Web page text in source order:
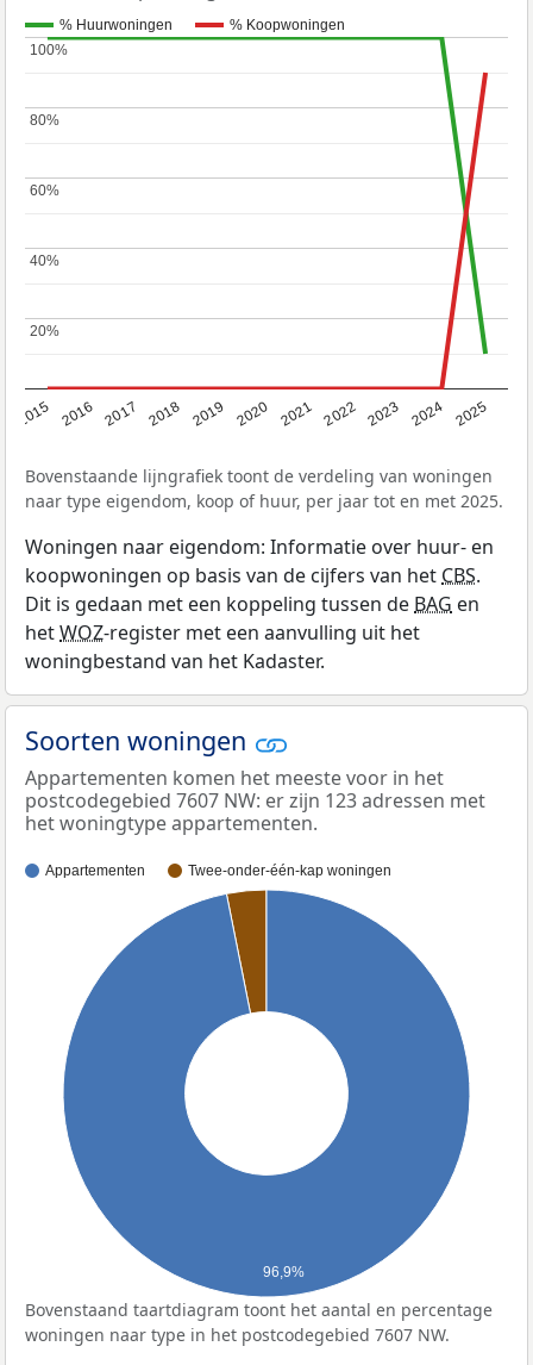
% Huurwoningen % Koopwoningen
2015 2016 2017 2018 2019 2020 2021 2022 2023 2024 2025
20%
20%
40%
40%
60%
60%
80%
80%
100%
100%
Bovenstaande lijngrafiek toont de verdeling van woningen
naar type eigendom, koop of huur, per jaar tot en met 2025.
Woningen naar eigendom: Informatie over huur- en
koopwoningen op basis van de cijfers van hetCBS.
Dit is gedaan met een koppeling tussen deBAG en
hetWOZ-register met een aanvulling uit het
woningbestand van het Kadaster.
Soorten woningen
Appartementen komen het meeste voor in het
postcodegebied 7607 NW: er zijn 123 adressen met
het woningtype appartementen.
Appartementen Twee-onder-één-kap woningen
96,9%
Bovenstaand taartdiagram toont het aantal en percentage
woningen naar type in het postcodegebied 7607 NW.